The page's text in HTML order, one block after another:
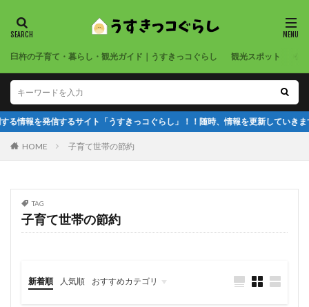
臼杵の子育て・暮らし・観光ガイド｜うすきっコぐらし 観光スポット
報を発信するサイト「うすきっコぐらし」！！随時、情報を更新していきます！
HOME 子育て世帯の節約
TAG
子育て世帯の節約
新着順 人気順 おすすめカテゴリ